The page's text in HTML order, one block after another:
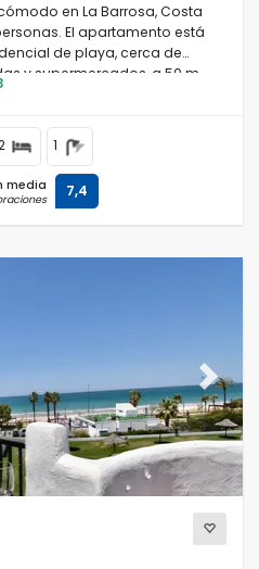
en La Barrosa, Costa
El apartamento está
de playa, cerca de
y supermercados, a 50 m
a 0,05 km del océano
1
media 7,4
Next